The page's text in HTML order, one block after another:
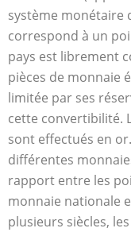
système monétaire
correspond à un
pays est librement
pièces de monnaie
limitée par ses
cette convertibilité.
sont effectués en
différentes
rapport entre les
monnaie nationale
plusieurs siècles,